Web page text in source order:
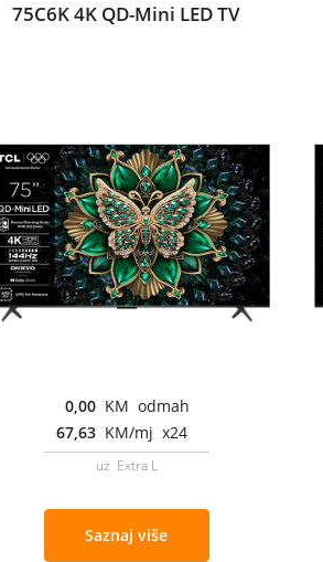
75C6K 4K QD-Mini LED TV
0,00 KM odmah
67,63 KM/mj x24
uz Extra L
Saznaj više